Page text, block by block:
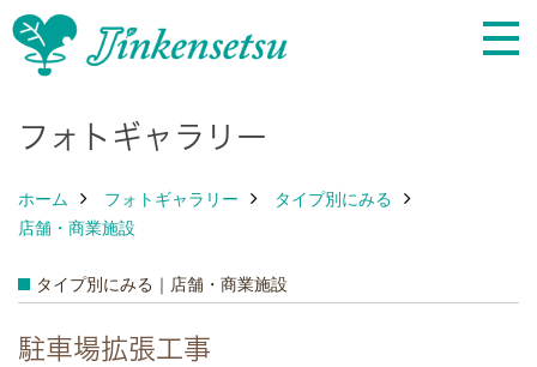
フォトギャラリー
ホーム フォトギャラリー
タイプ別にみる
店舗・商業施設
タイプ別にみる｜店舗・商業施設
駐車場拡張工事